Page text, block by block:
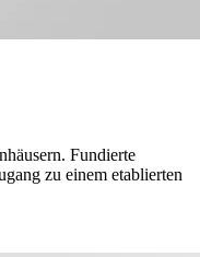
Fundierte
zu einem etablierten